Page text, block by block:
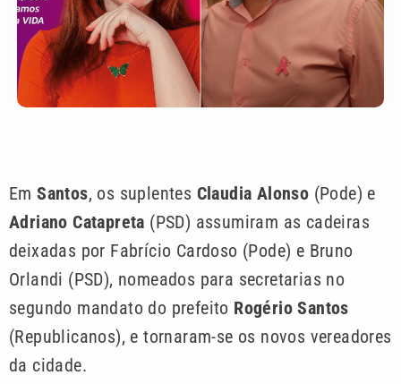
EmSantos, os suplentes Claudia Alonso (Pode) e
Adriano Catapreta (PSD) assumiram as cadeiras
deixadas por Fabrício Cardoso (Pode) e Bruno
Orlandi (PSD), nomeados para secretarias no
segundo mandato do prefeito Rogério Santos
(Republicanos), e tornaram-se os novos vereadores
da cidade.